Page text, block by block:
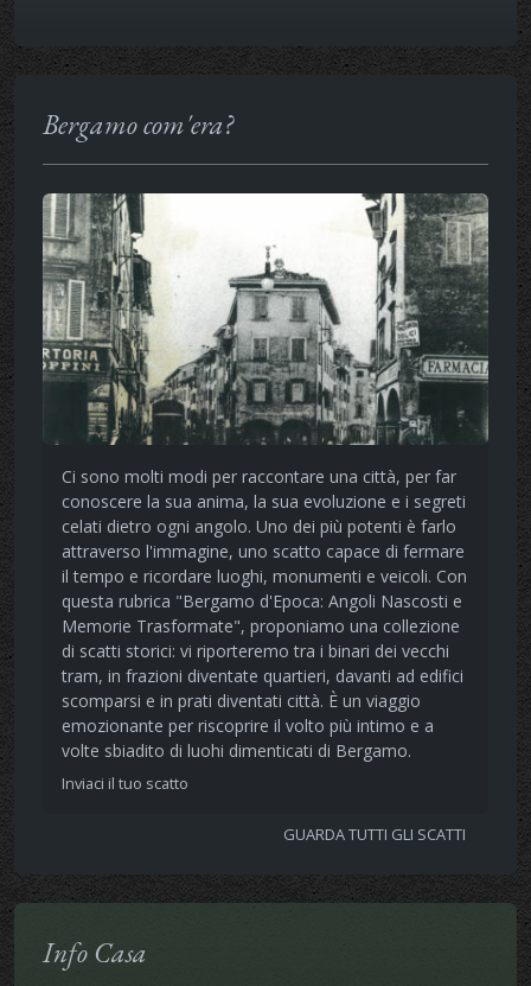
Bergamo com'era?
Ci sono molti modi per raccontare una città, per far
conoscere la sua anima, la sua evoluzione e i segreti
celati dietro ogni angolo. Uno dei più potenti è farlo
attraverso l'immagine, uno scatto capace di fermare
il tempo e ricordare luoghi, monumenti e veicoli. Con
questa rubrica "Bergamo d'Epoca: Angoli Nascosti e
Memorie Trasformate", proponiamo una collezione
di scatti storici: vi riporteremo tra i binari dei vecchi
tram, in frazioni diventate quartieri, davanti ad edifici
scomparsi e in prati diventati città. È un viaggio
emozionante per riscoprire il volto più intimo e a
volte sbiadito di luohi dimenticati di Bergamo.
Inviaci il tuo scatto
GUARDA TUTTI GLI SCATTI
Info Casa